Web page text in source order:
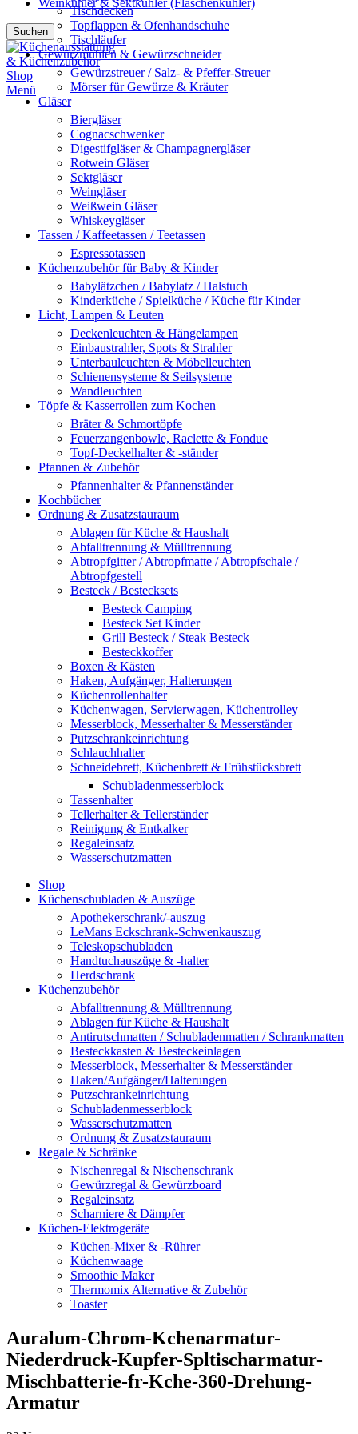
Weinkühler & Sektkühler (Flaschenkühler)
Suchen
Menü
Tischdecken
Topflappen & Ofenhandschuhe
Tischläufer
Gewürzmühlen & Gewürzschneider
Gewürzstreuer / Salz- & Pfeffer-Streuer
Mörser für Gewürze & Kräuter
Gläser
Biergläser
Cognacschwenker
Digestifgläser & Champagnergläser
Rotwein Gläser
Sektgläser
Weingläser
Weißwein Gläser
Whiskeygläser
Tassen / Kaffeetassen / Teetassen
Espressotassen
Küchenzubehör für Baby & Kinder
Babylätzchen / Babylatz / Halstuch
Kinderküche / Spielküche / Küche für Kinder
Licht, Lampen & Leuten
Deckenleuchten & Hängelampen
Einbaustrahler, Spots & Strahler
Unterbauleuchten & Möbelleuchten
Schienensysteme & Seilsysteme
Wandleuchten
Töpfe & Kasserrollen zum Kochen
Bräter & Schmortöpfe
Feuerzangenbowle, Raclette & Fondue
Topf-Deckelhalter & -ständer
Pfannen & Zubehör
Pfannenhalter & Pfannenständer
Kochbücher
Ordnung & Zusatzstauraum
Ablagen für Küche & Haushalt
Abfalltrennung & Mülltrennung
Abtropfgitter / Abtropfmatte / Abtropfschale /
Abtropfgestell
Besteck / Bestecksets
Besteck Camping
Besteck Set Kinder
Grill Besteck / Steak Besteck
Besteckkoffer
Boxen & Kästen
Haken, Aufgänger, Halterungen
Küchenrollenhalter
Küchenwagen, Servierwagen, Küchentrolley
Messerblock, Messerhalter & Messerständer
Putzschrankeinrichtung
Schlauchhalter
Schneidebrett, Küchenbrett & Frühstücksbrett
Schubladenmesserblock
Tassenhalter
Tellerhalter & Tellerständer
Reinigung & Entkalker
Regaleinsatz
Wasserschutzmatten
Shop
Küchenschubladen & Auszüge
Apothekerschrank/-auszug
LeMans Eckschrank-Schwenkauszug
Teleskopschubladen
Handtuchauszüge & -halter
Herdschrank
Küchenzubehör
Abfalltrennung & Mülltrennung
Ablagen für Küche & Haushalt
Antirutschmatten / Schubladenmatten / Schrankmatten
Besteckkasten & Besteckeinlagen
Messerblock, Messerhalter & Messerständer
Haken/Aufgänger/Halterungen
Putzschrankeinrichtung
Schubladenmesserblock
Wasserschutzmatten
Ordnung & Zusatzstauraum
Regale & Schränke
Nischenregal & Nischenschrank
Gewürzregal & Gewürzboard
Regaleinsatz
Scharniere & Dämpfer
Küchen-Elektrogeräte
Küchen-Mixer & -Rührer
Küchenwaage
Smoothie Maker
Thermomix Alternative & Zubehör
Toaster
Auralum-Chrom-Kchenarmatur-
Niederdruck-Kupfer-Spltischarmatur-
Mischbatterie-fr-Kche-360-Drehung-
Armatur